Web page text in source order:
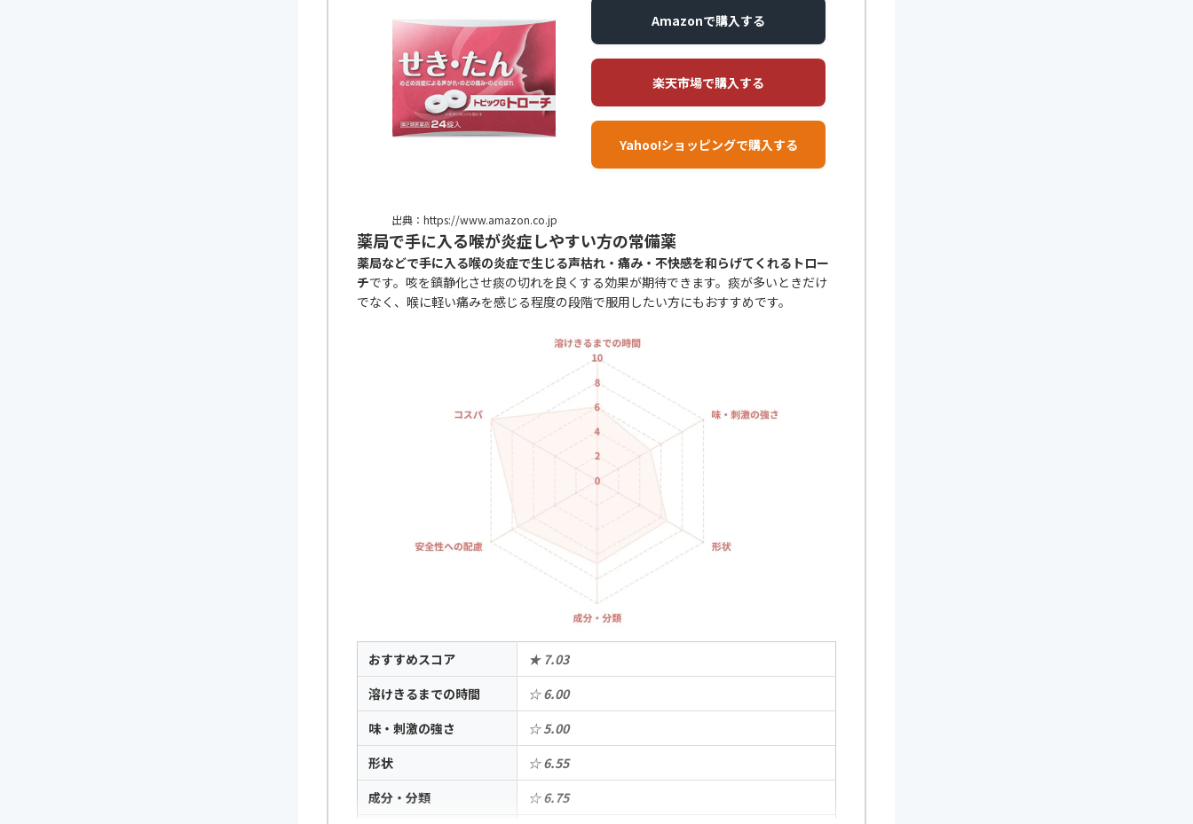
出典：https://www.amazon.co.jp
Amazonで購入する
楽天市場で購入する
Yahoo!ショッピングで購入する
薬局で手に入る喉が炎症しやすい方の常備薬
薬局などで手に入る喉の炎症で生じる声枯れ・痛み・不快感を和らげてくれるトロー
チです。咳を鎮静化させ痰の切れを良くする効果が期待できます。痰が多いときだけ
でなく、喉に軽い痛みを感じる程度の段階で服用したい方にもおすすめです。
おすすめスコア
★ 7.03
溶けきるまでの時間
☆ 6.00
味・刺激の強さ
☆ 5.00
形状
☆ 6.55
成分・分類
☆ 6.75